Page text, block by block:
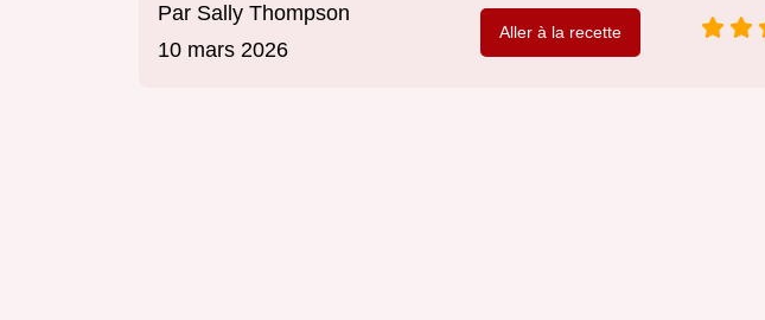
Par Sally Thompson
10 mars 2026
Aller à la recette